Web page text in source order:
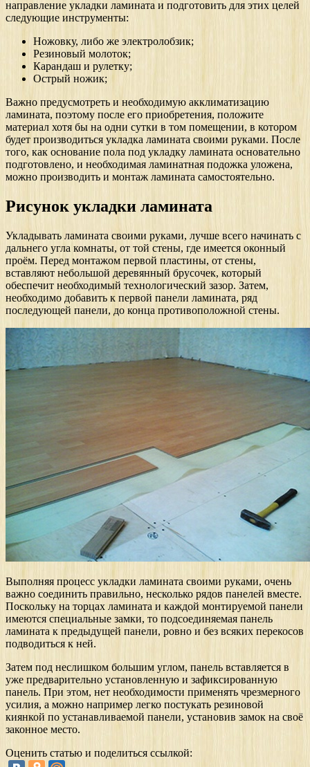
направление укладки ламината и подготовить для этих целей
следующие инструменты:
Ножовку, либо же электролобзик;
Резиновый молоток;
Карандаш и рулетку;
Острый ножик;
Важно предусмотреть и необходимую акклиматизацию
ламината, поэтому после его приобретения, положите
материал хотя бы на одни сутки в том помещении, в котором
будет производиться укладка ламината своими руками. После
того, как основание пола под укладку ламината основательно
подготовлено, и необходимая ламинатная подожка уложена,
можно производить и монтаж ламината самостоятельно.
Рисунок укладки ламината
Укладывать ламината своими руками, лучше всего начинать с
дальнего угла комнаты, от той стены, где имеется оконный
проём. Перед монтажом первой пластины, от стены,
вставляют небольшой деревянный брусочек, который
обеспечит необходимый технологический зазор. Затем,
необходимо добавить к первой панели ламината, ряд
последующей панели, до конца противоположной стены.
Выполняя процесс укладки ламината своими руками, очень
важно соединить правильно, несколько рядов панелей вместе.
Поскольку на торцах ламината и каждой монтируемой панели
имеются специальные замки, то подсоединяемая панель
ламината к предыдущей панели, ровно и без всяких перекосов
подводиться к ней.
Затем под неслишком большим углом, панель вставляется в
уже предварительно установленную и зафиксированную
панель. При этом, нет необходимости применять чрезмерного
усилия, а можно например легко постукать резиновой
киянкой по устанавливаемой панели, установив замок на своё
законное место.
Оценить статью и поделиться ссылкой: